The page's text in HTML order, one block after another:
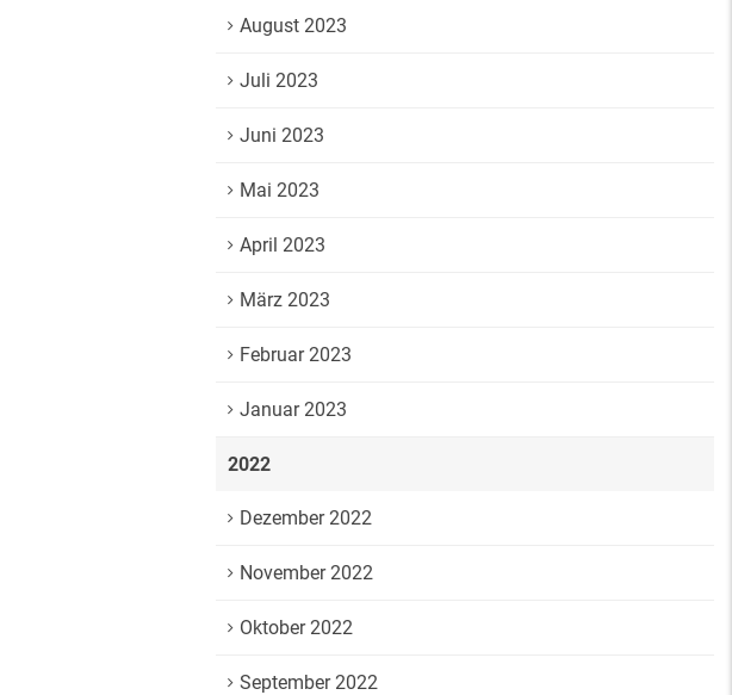
August 2023
Juli 2023
Juni 2023
Mai 2023
April 2023
März 2023
Februar 2023
Januar 2023
2022
Dezember 2022
November 2022
Oktober 2022
September 2022